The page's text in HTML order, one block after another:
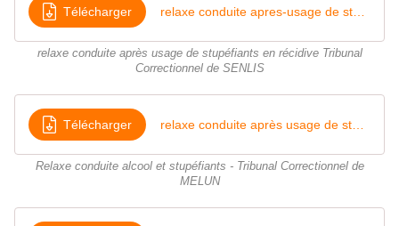
Télécharger
relaxe conduite après usage de stupéfiants en récidive Tribunal
Correctionnel de SENLIS
Télécharger
Relaxe conduite alcool et stupéfiants - Tribunal Correctionnel de
MELUN